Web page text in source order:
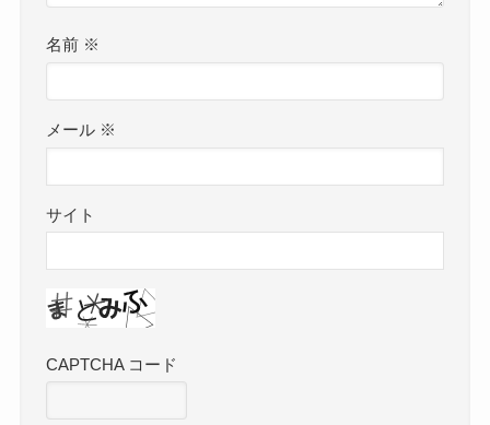
名前 ※
メール ※
サイト
CAPTCHA コード